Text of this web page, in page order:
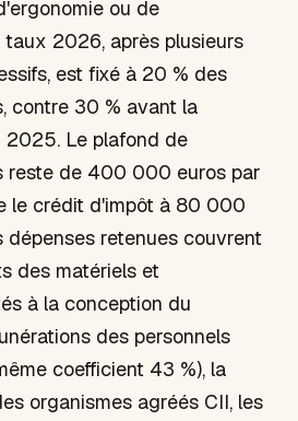
ou de
2026, après plusieurs
est fixé à 20 % des
contre 30 % avant la
2025. Le plafond de
reste de 400 000 euros par
le crédit d'impôt à 80 000
dépenses retenues couvrent
des matériels et
à la conception du
des personnels
coefficient 43 %), la
organismes agréés CII, les